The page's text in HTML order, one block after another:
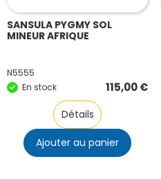
SANSULA PYGMY SOL
MINEUR AFRIQUE
N5555
En stock
115,00€
Détails
Ajouter au panier